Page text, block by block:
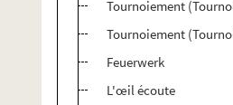
Tournoiement
Tournoiement
Feuerwerk
L'œil écoute